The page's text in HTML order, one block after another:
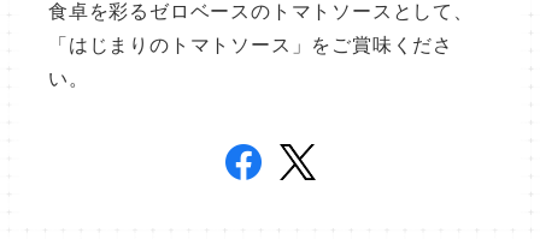
食卓を彩るゼロベースのトマトソースとして、
「はじまりのトマトソース」をご賞味くださ
い。